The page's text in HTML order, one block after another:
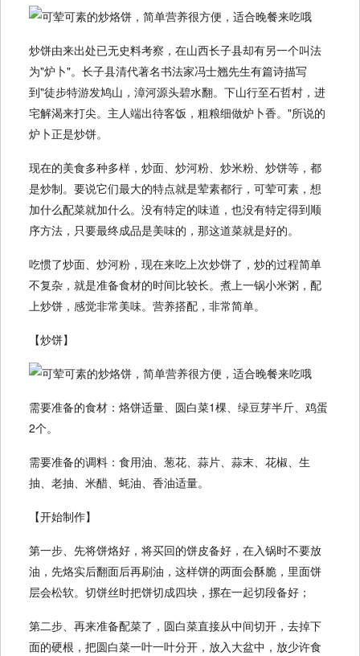
炒饼由来出处已无史料考察，在山西长子县却有另一个叫法
为"炉卜"。长子县清代著名书法家冯士翘先生有篇诗描写
到"徒步特游发鸠山，漳河源头碧水翻。下山行至石哲村，进
宅解渴来打尖。主人端出待客饭，粗粮细做炉卜香。"所说的
炉卜正是炒饼。
现在的美食多种多样，炒面、炒河粉、炒米粉、炒饼等，都
是炒制。要说它们最大的特点就是荤素都行，可荤可素，想
加什么配菜就加什么。没有特定的味道，也没有特定得到顺
序方法，只要最终成品是美味的，那这道菜就是好的。
吃惯了炒面、炒河粉，现在来吃上次炒饼了，炒的过程简单
不复杂，就是准备食材的时间比较长。煮上一锅小米粥，配
上炒饼，感觉非常美味。营养搭配，非常简单。
【炒饼】
需要准备的食材：烙饼适量、圆白菜1棵、绿豆芽半斤、鸡蛋
2个。
需要准备的调料：食用油、葱花、蒜片、蒜末、花椒、生
抽、老抽、米醋、蚝油、香油适量。
【开始制作】
第一步、先将饼烙好，将买回的饼皮备好，在入锅时不要放
油，先烙实后翻面后再刷油，这样饼的两面会酥脆，里面饼
层会松软。切饼丝时把饼切成四块，摞在一起切段备好；
第二步、再来准备配菜了，圆白菜直接从中间切开，去掉下
面的硬根，把圆白菜一叶一叶分开，放入大盆中，放少许食